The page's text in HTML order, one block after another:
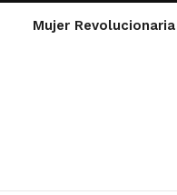
Mujer Revolucionaria